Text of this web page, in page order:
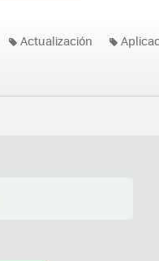
Actualización